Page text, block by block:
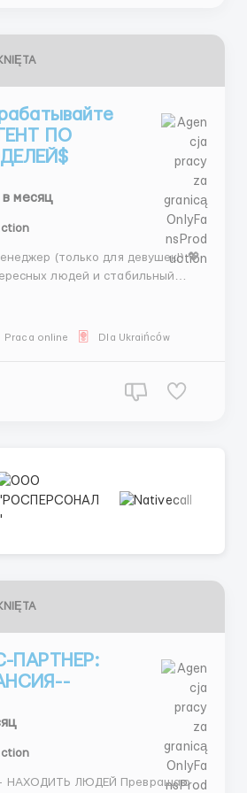
ПО
в месяц
(только для девушек!) 💖
людей и стабильный
Praca online Dla Ukraińców
ПАРТНЕР:
НАХОДИТЬ ЛЮДЕЙ Превращаю